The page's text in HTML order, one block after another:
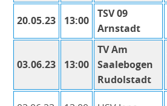
20.05.23 13:00
TSV 09
Arnstadt
03.06.23 13:00
TV Am
Saalebogen
Rudolstadt